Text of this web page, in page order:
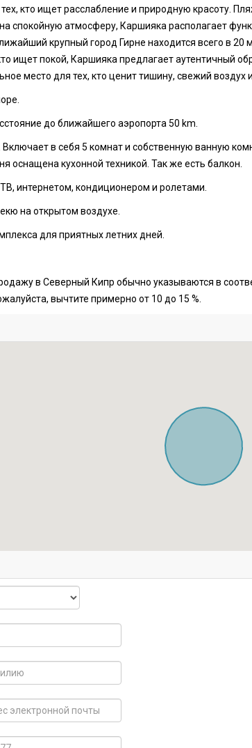
кто ищет расслабление и природную красоту.
спокойную атмосферу, Каршияка располагает
крупный город Гирне находится всего в
ищет покой, Каршияка предлагает аутентичный
место для тех, кто ценит тишину, свежий воздух
до ближайшего аэропорта 50 km.
в себя 5 комнат и собственную ванную
оснащена кухонной техникой. Так же есть балкон.
интернетом, кондиционером и ролетами.
на открытом воздухе.
для приятных летних дней.
в Северный Кипр обычно указываются в
вычтите примерно от 10 до 15 %.